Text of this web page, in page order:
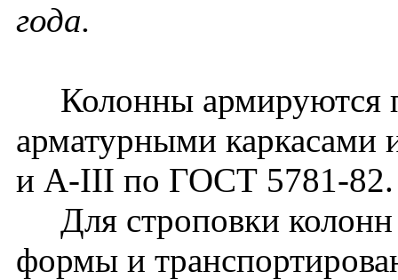
года.
Колонны армируются
арматурными каркасами
и A-III по ГОСТ 5781-82.
Для строповки колонн
формы и